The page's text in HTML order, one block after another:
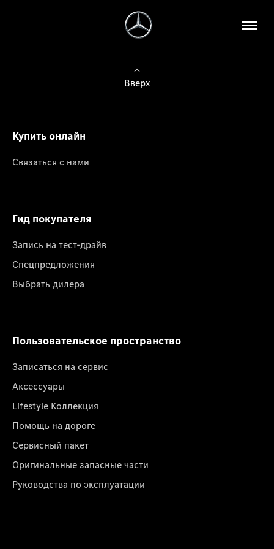
Вверх
Купить онлайн
Связаться с нами
Гид покупателя
Запись на тест-драйв
Спецпредложения
Выбрать дилера
Пользовательское пространство
Записаться на сервис
Аксессуары
Lifestyle Коллекция
Помощь на дороге
Сервисный пакет
Оригинальные запасные части
Руководства по эксплуатации